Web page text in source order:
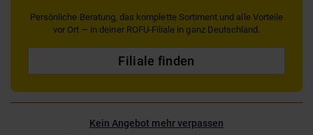
Persönliche Beratung, das komplette Sortiment und alle Vorteile
vor Ort — in deiner ROFU-Filiale in ganz Deutschland.
Filiale finden
Kein Angebot mehr verpassen